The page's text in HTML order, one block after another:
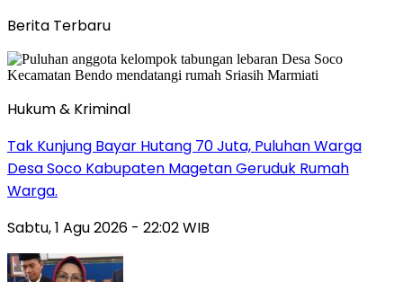
Berita Terbaru
Hukum & Kriminal
Tak Kunjung Bayar Hutang 70 Juta, Puluhan Warga
Desa Soco Kabupaten Magetan Geruduk Rumah
Warga.
Sabtu, 1 Agu 2026 - 22:02 WIB